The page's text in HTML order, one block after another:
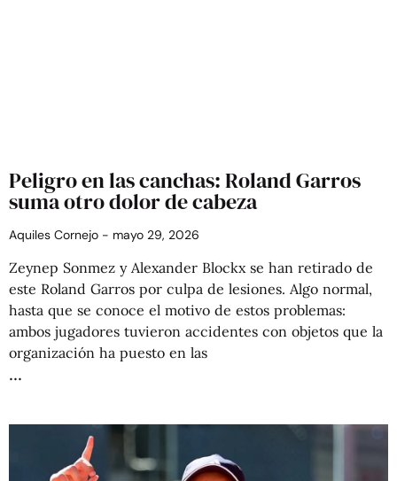
Peligro en las canchas: Roland Garros
suma otro dolor de cabeza
Aquiles Cornejo mayo 29, 2026
Zeynep Sonmez y Alexander Blockx se han retirado de
este Roland Garros por culpa de lesiones. Algo normal,
hasta que se conoce el motivo de estos problemas:
ambos jugadores tuvieron accidentes con objetos que la
organización ha puesto en las